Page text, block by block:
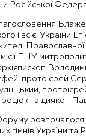
Російської
і всієї України
ПЦУ
протоієрей
та диякон
розпочалося
гімнів України та